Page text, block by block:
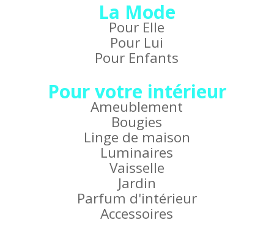
La Mode
Pour Elle
Pour Lui
Pour Enfants
Pour votre intérieur
Ameublement
Bougies
Linge de maison
Luminaires
Vaisselle
Jardin
Parfum d'intérieur
Accessoires